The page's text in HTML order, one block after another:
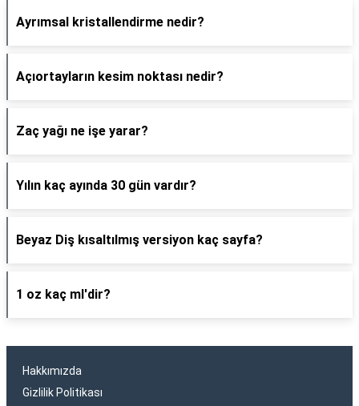
Ayrımsal kristallendirme nedir?
Açıortayların kesim noktası nedir?
Zaç yağı ne işe yarar?
Yılın kaç ayında 30 gün vardır?
Beyaz Diş kısaltılmış versiyon kaç sayfa?
1 oz kaç ml'dir?
Hakkımızda
Gizlilik Politikası